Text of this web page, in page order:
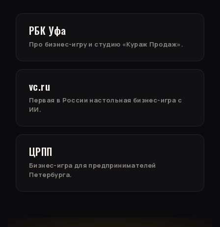
РБК Уфа
Про бизнес-игру и студию «Кураж Продаж».
vc.ru
Первая в России настольная бизнес-игра с
ИИ.
ЦРПП
Бизнес-игра для предпринимателей
Петербурга.